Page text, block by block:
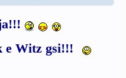
e Witz gsi!!!